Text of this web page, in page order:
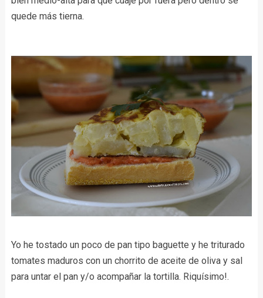
quede más tierna.
Yo he tostado un poco de pan tipo baguette y he triturado
tomates maduros con un chorrito de aceite de oliva y sal
para untar el pan y/o acompañar la tortilla. Riquísimo!.